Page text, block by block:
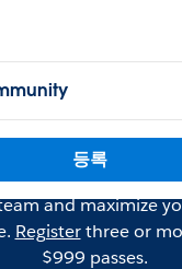
등록
and maximize
Registerthree or
$999 passes.